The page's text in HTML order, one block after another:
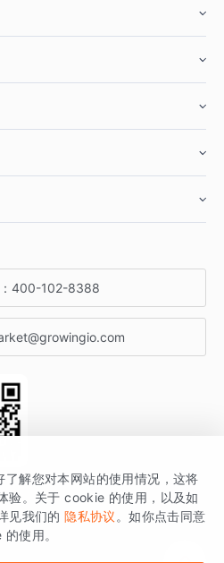
400-102-8388
货
与增长的品牌，核心平台为 GrowingIO
分析云。
解您对本网站的使用情况，这将
验。关于 cookie 的使用，以及如
见我们的 隐私协议 。如你点击同意
使用。